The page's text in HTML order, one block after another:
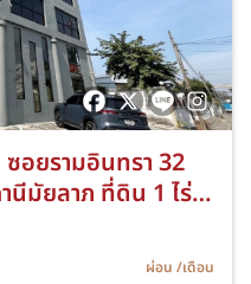
ซอยรามอินทรา 32
นีมัยลาภ ที่ดิน 1 ไร่
มาณ 1500 ตาราง
ผ่อน /เดือน